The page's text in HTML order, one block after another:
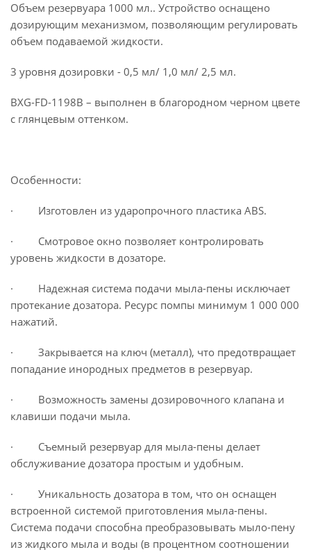
· Уникальность дозатора в том, что он
оснащен встроенной системой приготовления
мыла-пены. Система подачи способна
воды (в процентном соотношении соответственно
30/70). Это позволяет потребителю в
значительной степени экономить на расходных
материалах. Но при этом, потребитель , в качестве
дозирования от 0,5 мл. до 2,5 мл.
· Настенное крепление
установки.
Объем резервуара 1000 мл.. Устройство оснащено
дозирующим механизмом, позволяющим регулировать
объем подаваемой жидкости.
3 уровня дозировки - 0,5 мл/ 1,0 мл/ 2,5 мл.
BXG-FD-1198B – выполнен в благородном черном цвете
с глянцевым оттенком.
Особенности:
· Изготовлен из ударопрочного пластика АВS.
· Смотровое окно позволяет контролировать
уровень жидкости в дозаторе.
· Надежная система подачи мыла-пены исключает
протекание дозатора. Ресурс помпы минимум 1 000 000
нажатий.
· Закрывается на ключ (металл), что предотвращает
попадание инородных предметов в резервуар.
· Возможность замены дозировочного клапана и
клавиши подачи мыла.
· Съемный резервуар для мыла-пены делает
обслуживание дозатора простым и удобным.
· Уникальность дозатора в том, что он оснащен
встроенной системой приготовления мыла-пены.
Система подачи способна преобразовывать мыло-пену
из жидкого мыла и воды (в процентном соотношении